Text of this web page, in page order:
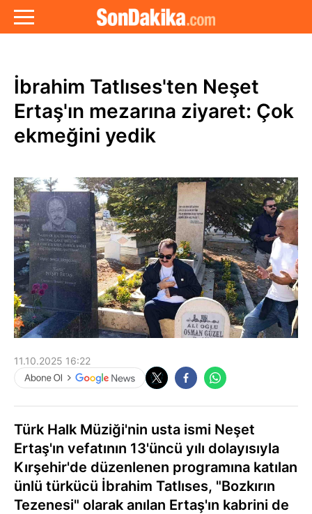
İbrahim Tatlıses'ten Neşet
Ertaş'ın mezarına ziyaret: Çok
ekmeğini yedik
11.10.2025 16:22
Türk Halk Müziği'nin usta ismi Neşet
Ertaş'ın vefatının 13'üncü yılı dolayısıyla
Kırşehir'de düzenlenen programına katılan
ünlü türkücü İbrahim Tatlıses, "Bozkırın
Tezenesi" olarak anılan Ertaş'ın kabrini de